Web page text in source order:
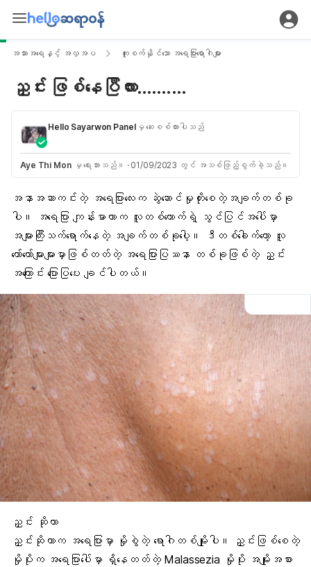
အသားအရေနှင့် အလှအပ ကူးစက်နိုင်သော အရေပြားရောဂါများ
ညှင်း ဖြစ်နေပြီလား..........
Hello Sayarwon Panelမှ ဆေးစစ်ထားပါသည်
Aye Thi Monမှ ရေးသားသည်။ · 01/09/2023 တွင် အသစ်ဖြည့်စွက်ခဲ့သည်။
အနာအဆာကင်းတဲ့ အရေပြားလေးက ဆွဲဆောင်မှုတိုးစေတဲ့အချက်တစ်ခု
ပါ။ အရေပြား ကျန်းမာတာက လူတစ်ယောက်ရဲ့
သွင်ပြင် အပေါ်မှာ
အများကြီးသက်ရောက်နေတဲ့ အချက်တစ်ခုပေါ့။ ဒီတစ်ခေါက်တော့ လူ
တော်တော်များများမှာဖြစ်တတ်တဲ့ အရေပြားပြဿနာ တစ်ခုဖြစ်တဲ့ ညှင်း
အကြောင်း ပြောပြပေး ချင်ပါတယ်။
ညှင်း ဆိုတာ
ညှင်းဆိုတာက အရေပြားမှာ မှိုစွဲ တဲ့ ရောဂါတစ်မျိုးပါ။ ညှင်းဖြစ်စေတဲ့
မှိုပိုးက အရေပြားပေါ်မှာ ရှိနေတတ်တဲ့ Malassezia မှိုပိုး အမျိုးအစား